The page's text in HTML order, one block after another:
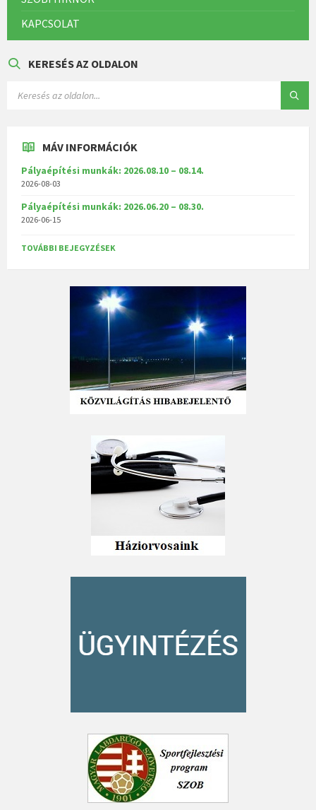
KAPCSOLAT
KERESÉS AZ OLDALON
MÁV INFORMÁCIÓK
Pályaépítési munkák: 2026.08.10 – 08.14.
2026-08-03
Pályaépítési munkák: 2026.06.20 – 08.30.
2026-06-15
TOVÁBBI BEJEGYZÉSEK